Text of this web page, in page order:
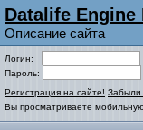
Datalife Engine
Описание сайта
Логин:
Пароль:
Регистрация на сайте! Забыли
Вы просматриваете